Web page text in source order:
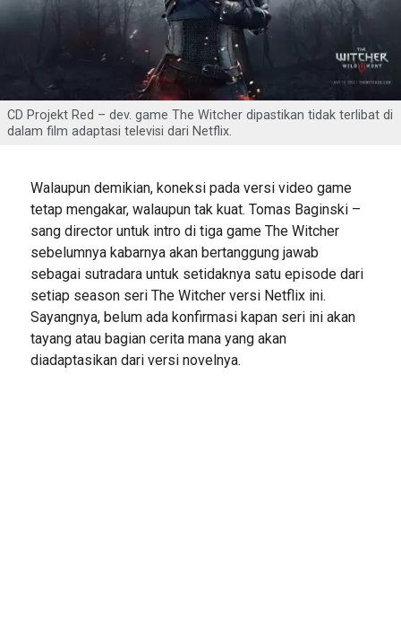
CD Projekt Red – dev. game The Witcher dipastikan tidak terlibat di
dalam film adaptasi televisi dari Netflix.
Walaupun demikian, koneksi pada versi video game
tetap mengakar, walaupun tak kuat. Tomas Baginski –
sang director untuk intro di tiga game The Witcher
sebelumnya kabarnya akan bertanggung jawab
sebagai sutradara untuk setidaknya satu episode dari
setiap season seri The Witcher versi Netflix ini.
Sayangnya, belum ada konfirmasi kapan seri ini akan
tayang atau bagian cerita mana yang akan
diadaptasikan dari versi novelnya.